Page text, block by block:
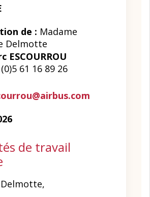
de : Madame
Delmotte
ESCOURROU
61 16 89 26
de travail